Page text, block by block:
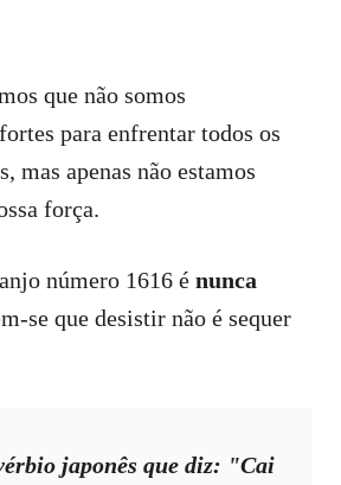
que não somos
para enfrentar todos os
mas apenas não estamos
força.
número 1616 é nunca
se que desistir não é sequer
japonês que diz: "Cai